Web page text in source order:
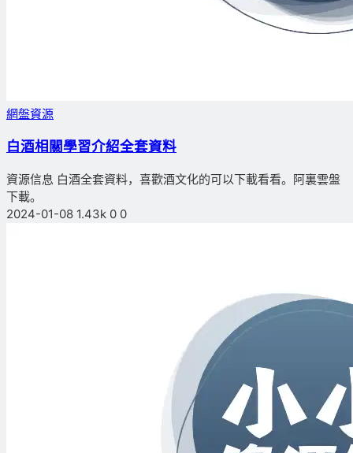
網盤資源
白酒相關學習介紹全套資料
資源信息 白酒全套資料，喜歡酒文化的可以下載看看。阿裏雲盤
下載。
2024-01-08 1.43k 0 0